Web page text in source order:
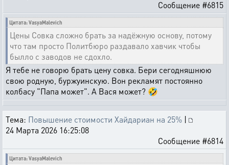
Сообщение #6815
Цитата: VasyaMalevich
Цены Совка сложно брать за надёжную основу, потому
что там просто Политбюро раздавало хавчик чтобы
былло с заводов не сдохло.
Я тебе не говорю брать цену совка. Бери сегодняшнюю
свою родную, буржуинскую. Вон рекламят постоянно
колбасу "Папа может". А Вася может? 🤣
Тема: Повышение стоимости Хайдариан на 25% |
24 Марта 2026 16:25:08
Сообщение #6814
Цитата: VasyaMalevich